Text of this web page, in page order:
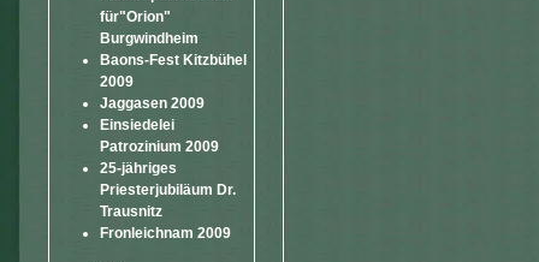
für"Orion"
Burgwindheim
Baons-Fest Kitzbühel
2009
Jaggasen 2009
Einsiedelei
Patrozinium 2009
25-jähriges
Priesterjubiläum Dr.
Trausnitz
Fronleichnam 2009